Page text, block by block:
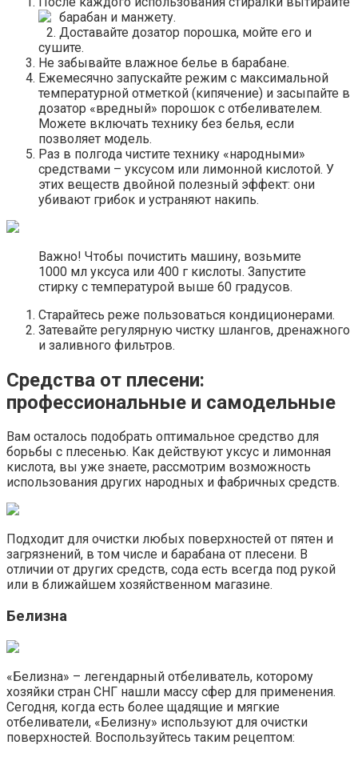
барабан и манжету.
Доставайте дозатор порошка, мойте его и
сушите.
Не забывайте влажное белье в барабане.
Ежемесячно запускайте режим с максимальной
температурной отметкой (кипячение) и засыпайте в
дозатор «вредный» порошок с отбеливателем.
Можете включать технику без белья, если
позволяет модель.
Раз в полгода чистите технику «народными»
средствами – уксусом или лимонной кислотой. У
этих веществ двойной полезный эффект: они
убивают грибок и устраняют накипь.
Важно! Чтобы почистить машину, возьмите
1000 мл уксуса или 400 г кислоты. Запустите
стирку с температурой выше 60 градусов.
Старайтесь реже пользоваться кондиционерами.
Затевайте регулярную чистку шлангов, дренажного
и заливного фильтров.
Средства от плесени:
профессиональные и самодельные
Вам осталось подобрать оптимальное средство для
борьбы с плесенью. Как действуют уксус и лимонная
кислота, вы уже знаете, рассмотрим возможность
использования других народных и фабричных средств.
Подходит для очистки любых поверхностей от пятен и
загрязнений, в том числе и барабана от плесени. В
отличии от других средств, сода есть всегда под рукой
или в ближайшем хозяйственном магазине.
Белизна
«Белизна» – легендарный отбеливатель, которому
хозяйки стран СНГ нашли массу сфер для применения.
Сегодня, когда есть более щадящие и мягкие
отбеливатели, «Белизну» используют для очистки
поверхностей. Воспользуйтесь таким рецептом: